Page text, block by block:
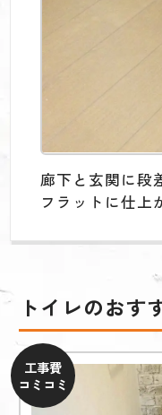
廊下と玄関に段
フラットに仕
トイレのおす
工事費
コミコミ